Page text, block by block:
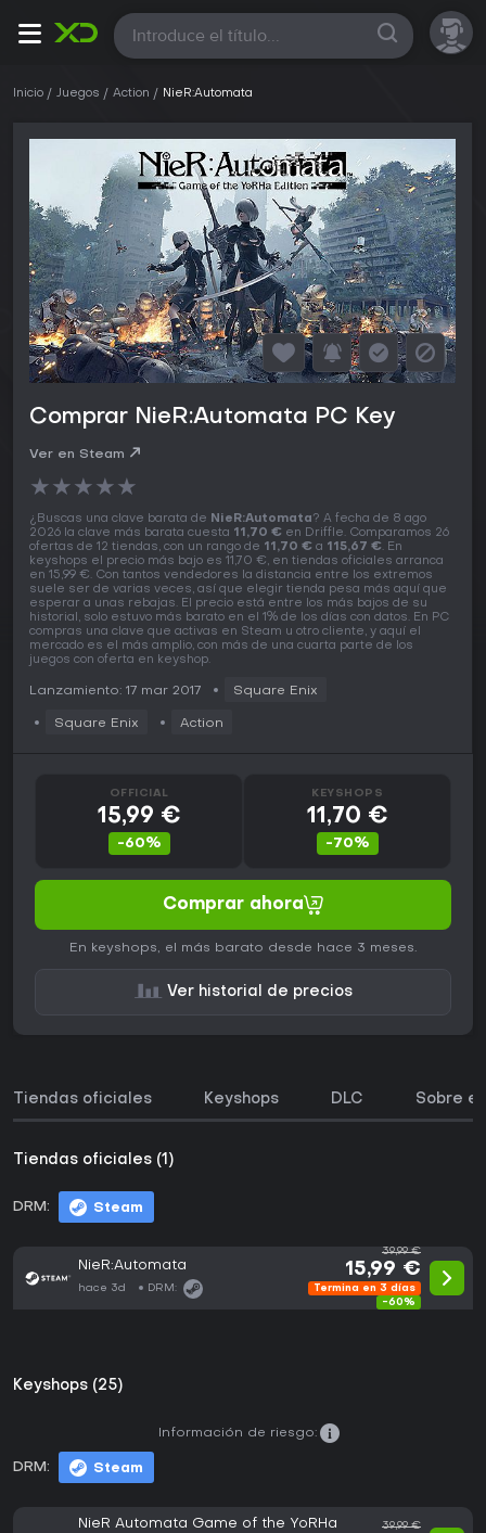
Todas
Inicio Juegos Action NieR:Automata
Comprar NieR:Automata PC Key
Ver en Steam
★★★★★
¿Buscas una clave barata de NieR:Automata? A fecha de 8 ago
2026 la clave más barata cuesta 11,70 € en Driffle. Comparamos 26
ofertas de 12 tiendas, con un rango de 11,70 € a 115,67 €. En
keyshops el precio más bajo es 11,70 €, en tiendas oficiales arranca
en 15,99 €. Con tantos vendedores la distancia entre los extremos
suele ser de varias veces, así que elegir tienda pesa más aquí que
esperar a unas rebajas. El precio está entre los más bajos de su
historial, solo estuvo más barato en el 1% de los días con datos. En PC
compras una clave que activas en Steam u otro cliente, y aquí el
mercado es el más amplio, con más de una cuarta parte de los
juegos con oferta en keyshop.
Lanzamiento: 17 mar 2017 Square Enix
Square Enix Action
OFFICIAL
15,99 €
-60%
KEYSHOPS
11,70 €
-70%
Comprar ahora
En keyshops, el más barato desde hace 3 meses.
Ver historial de precios
Tiendas oficiales Keyshops DLC Sobre
Tiendas oficiales (1)
DRM: Steam
NieR:Automata
hace 3d DRM:
39,99 €
15,99 €
Termina en 3 días
-60%
Keyshops (25)
DRM: Steam
Información de riesgo:
NieR Automata Game of the YoRHa
39,99 €